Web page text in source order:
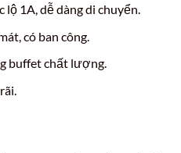
1A, dễ dàng di chuyển.
có ban công.
buffet chất lượng.